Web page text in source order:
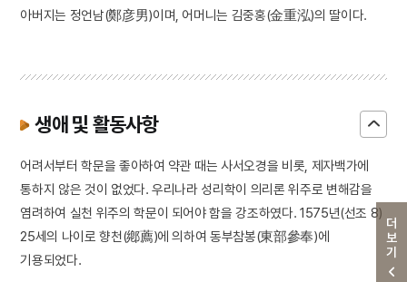
더보기
아버지는 정언남(鄭彦男)이며, 어머니는 김중홍(金重泓)의 딸이다.
생애 및 활동사항
어려서부터 학문을 좋아하여 약관 때는 사서오경을 비롯, 제자백가에
통하지 않은 것이 없었다. 우리나라 성리학이 의리론 위주로 변해감을
염려하여 실천 위주의 학문이 되어야 함을 강조하였다. 1575년(선조 8)
25세의 나이로 향천(鄕薦)에 의하여 동부참봉(東部參奉)에
기용되었다.